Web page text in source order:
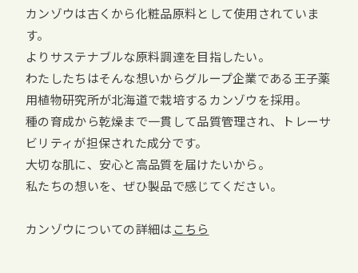
カンゾウは古くから化粧品原料として使用されていま
す。
よりサステナブルな原料調達を目指したい。
わたしたちはそんな想いからグループ企業である王子薬
用植物研究所が北海道で栽培するカンゾウを採用。
種の育成から乾燥まで一貫して品質管理され、トレーサ
ビリティが担保された成分です。
大切な肌に、安心と高品質を届けたいから。
私たちの想いを、ぜひ製品で感じてください。
カンゾウについての詳細は こちら